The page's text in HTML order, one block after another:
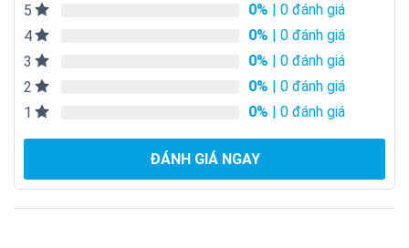
5 0% | 0 đánh giá
4
0% | 0 đánh giá
3
0% | 0 đánh giá
2
0% | 0 đánh giá
1
0% | 0 đánh giá
ĐÁNH GIÁ NGAY